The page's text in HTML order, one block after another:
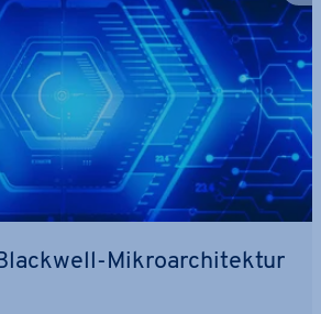
Mi­kro­ar­chi­tek­tur